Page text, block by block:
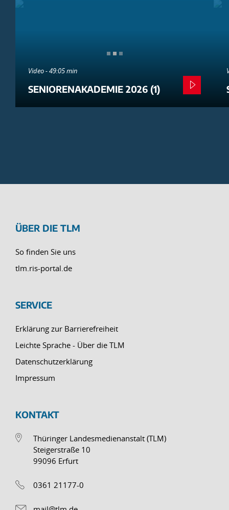
Video - 49:05 min
SENIORENAKADEMIE 2026 (1)
ÜBER DIE TLM
So finden Sie uns
tlm.ris-portal.de
SERVICE
Erklärung zur Barrierefreiheit
Leichte Sprache - Über die TLM
Datenschutzerklärung
Impressum
KONTAKT
Thüringer Landesmedienanstalt (TLM)
Steigerstraße 10
99096 Erfurt
0361 21177-0